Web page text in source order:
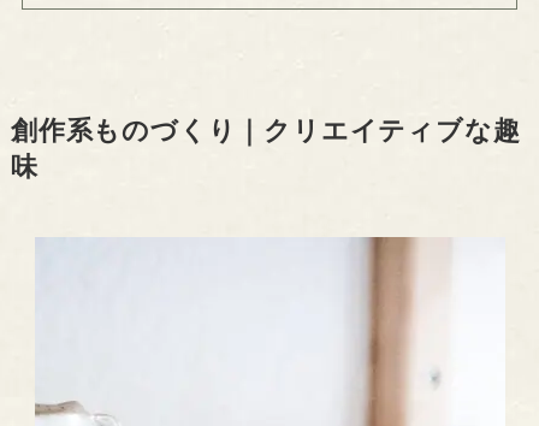
創作系ものづくり｜クリエイティブな趣
味